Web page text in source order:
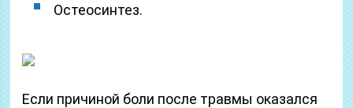
Остеосинтез.
Если причиной боли после травмы оказался